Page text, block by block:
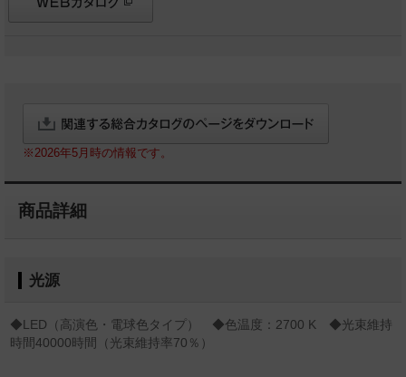
※2026年5月時の情報です。
商品詳細
光源
◆LED（高演色・電球色タイプ） ◆色温度：2700 K ◆光束維持
時間40000時間（光束維持率70％）